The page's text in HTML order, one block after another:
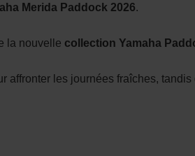
Merida Paddock 2026.
la nouvelle collection Yamaha
affronter les journées fraîches,